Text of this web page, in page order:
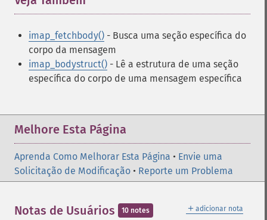
imap_fetchbody() - Busca uma seção específica do
corpo da mensagem
imap_bodystruct() - Lê a estrutura de uma seção
específica do corpo de uma mensagem específica
Melhore Esta Página
Aprenda Como Melhorar Esta Página • Envie uma
Solicitação de Modificação • Reporte um Problema
＋ adicionar nota
Notas de Usuários 10 notes